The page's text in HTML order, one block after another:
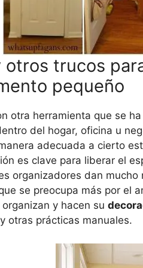
otros trucos
pequeño
otra herramienta que se
del hogar, oficina u
adecuada a cierto
es clave para liberar el
organizadores dan
se preocupa más por el
y hacen su
otras prácticas manuales.